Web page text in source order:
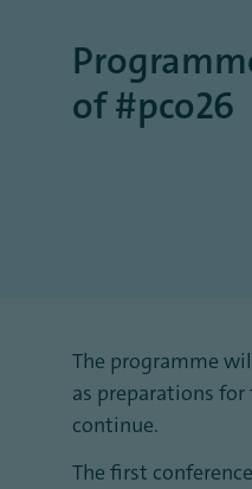
of #pco26
The programme
as preparations for
continue.
The first